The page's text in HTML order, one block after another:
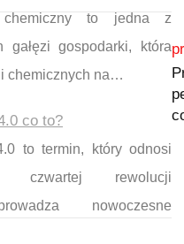
chemiczny to jedna z
gałęzi gospodarki, która
chemicznych na…
co to?
to termin, który odnosi
rewolucji
nowoczesne